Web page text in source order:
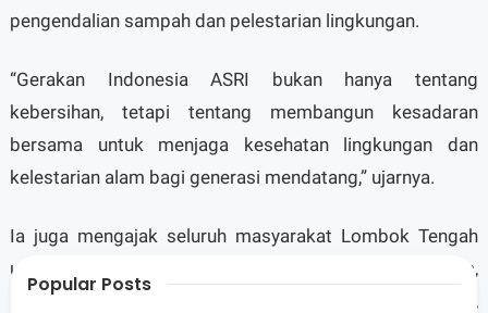
pengendalian sampah dan pelestarian lingkungan.
“Gerakan Indonesia ASRI bukan hanya tentang
kebersihan, tetapi tentang membangun kesadaran
bersama untuk menjaga kesehatan lingkungan dan
kelestarian alam bagi generasi mendatang,” ujarnya.
Ia juga mengajak seluruh masyarakat Lombok Tengah
untuk menjadikan gerakan ini sebagai budaya bersama,
bukan sekadar kegiatan seremonial. Menurutnya,
Popular Posts